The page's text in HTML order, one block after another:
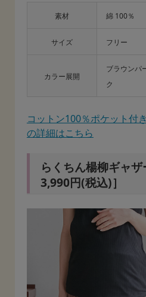
素材 綿 100％
サイズ フリー
カラー展開
ブラウンパ
ク
コットン100％ポケット付
の詳細はこちら
らくちん楊柳ギャ
3,990円(税込)］